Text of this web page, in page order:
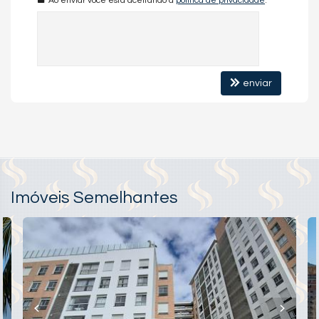
- Acabamento externo em pele de vidro,
organizados, equipados, equipados e climatizados:*
*PEDRA BRANCA: O endereço da sua nova vida.*
*LOCALIZAÇÃO:* Avenida Pedra Branca, lotes 6 e 7 - Quadra
AC-3, Pedra Branca - Palhoça/SC.
Características do Imóvel
Aquecimento de Água
Ar Condicionado
Churrasqueira
Despensa
enviar
Imóveis Semelhantes